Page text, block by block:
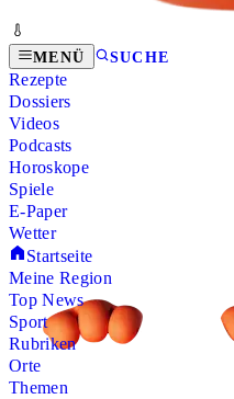
MENÜ SUCHE
Rezepte
Dossiers
Videos
Podcasts
Horoskope
Spiele
E-Paper
Wetter
Startseite
Meine Region
Top News
Sport
Rubriken
Orte
Themen